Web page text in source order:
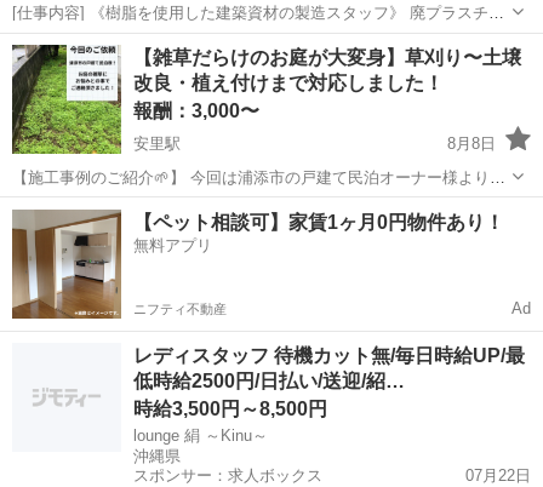
[仕事内容] 《樹脂を使用した建築資材の製造スタッフ》 廃プラスチッ
クを再利用し、建築資材の製造・開発を行う会社です。 環境にやさし
いモノづくりを通して、資源循環と地域社会への貢献に取り組んでい
ます。 【仕事内容】 （...
沖縄 うるま市 仕分け
【雑草だらけのお庭が大変身】草刈り〜土壌
改良・植え付けまで対応しました！
報酬：3,000〜
安里駅
8月8日
【施工事例のご紹介🌱】 今回は浦添市の戸建て民泊オーナー様より
「雑草が増えすぎて困っている」とご相談頂きました！ 現地確認する
と… ✔ お庭全体に雑草が広がっている状態 ✔ 裏には胸あたりまで伸
びたクワの木が自生 ✔...
沖縄 那覇市 安里駅 手伝いたい/助けたい 土壌改良
【ペット相談可】家賃1ヶ月0円物件あり！
無料アプリ
ニフティ不動産 Ad
レディスタッフ 待機カット無/毎日時給UP/最
低時給2500円/日払い/送迎/紹…
時給3,500円～8,500円
lounge 絹 ～Kinu～
沖縄県
スポンサー：求人ボックス
07月22日